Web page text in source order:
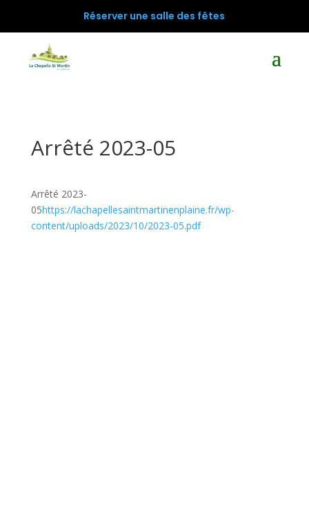
Réserver une salle des fêtes
Arrêté 2023-05
Arrêté 2023-
05https://lachapellesaintmartinenplaine.fr/wp-
content/uploads/2023/10/2023-05.pdf